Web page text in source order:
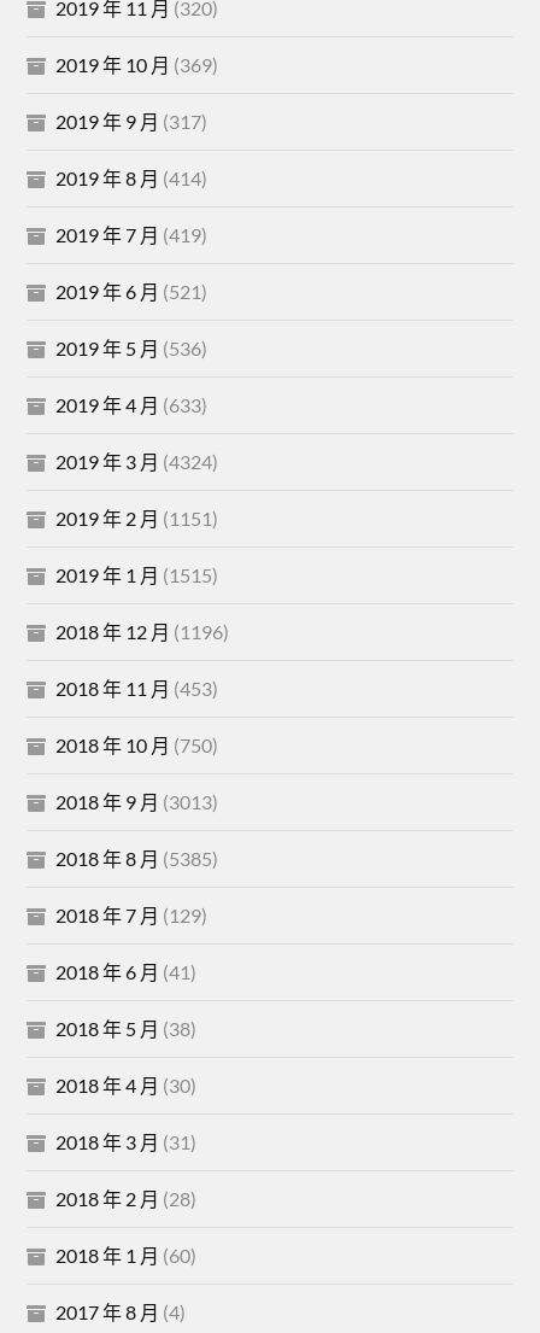
2019 年 11 月 (320)
2019 年 10 月 (369)
2019 年 9 月 (317)
2019 年 8 月 (414)
2019 年 7 月 (419)
2019 年 6 月 (521)
2019 年 5 月 (536)
2019 年 4 月 (633)
2019 年 3 月 (4324)
2019 年 2 月 (1151)
2019 年 1 月 (1515)
2018 年 12 月 (1196)
2018 年 11 月 (453)
2018 年 10 月 (750)
2018 年 9 月 (3013)
2018 年 8 月 (5385)
2018 年 7 月 (129)
2018 年 6 月 (41)
2018 年 5 月 (38)
2018 年 4 月 (30)
2018 年 3 月 (31)
2018 年 2 月 (28)
2018 年 1 月 (60)
2017 年 8 月 (4)